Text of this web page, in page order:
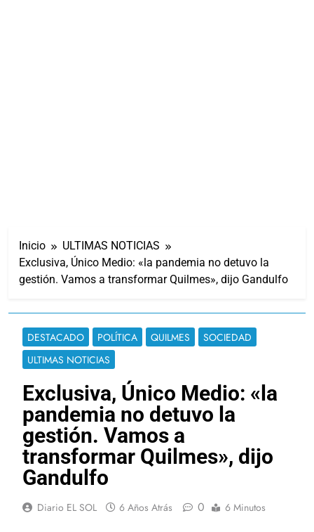
Inicio
ULTIMAS NOTICIAS
Exclusiva, Único Medio: «la pandemia no detuvo la
gestión. Vamos a transformar Quilmes», dijo Gandulfo
DESTACADO POLÍTICA QUILMES
SOCIEDAD
ULTIMAS NOTICIAS
Exclusiva, Único Medio: «la
pandemia no detuvo la
gestión. Vamos a
transformar Quilmes», dijo
Gandulfo
Diario EL SOL 6 Años Atrás 0 6 Minutos